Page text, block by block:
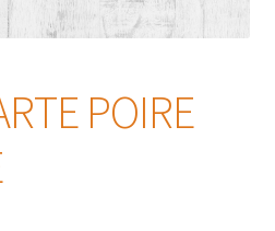
POIRE